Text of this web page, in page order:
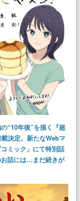
“10年後”を描く『超
決定。新たなWebマ
ミック」にて特別話
話には…まだ続きが